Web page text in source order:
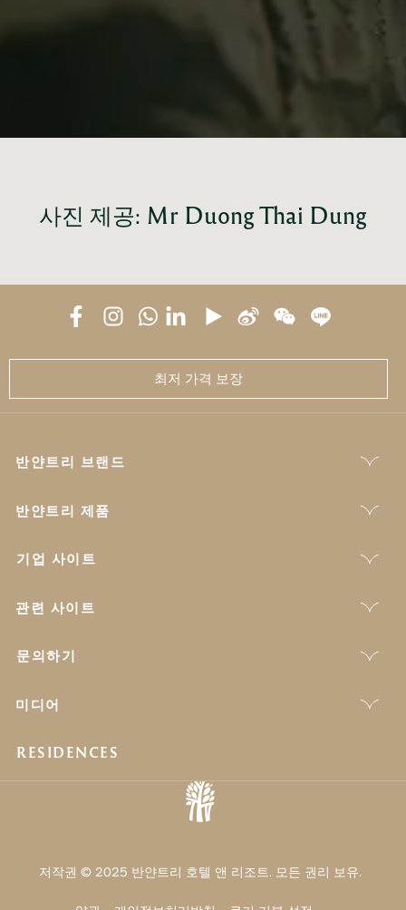
사진 제공: Mr Duong Thai Dung
최저 가격 보장
반얀트리 브랜드
반얀트리 제품
기업 사이트
관련 사이트
문의하기
미디어
RESIDENCES
저작권 © 2025 반얀트리 호텔 앤 리조트. 모든 권리 보유.